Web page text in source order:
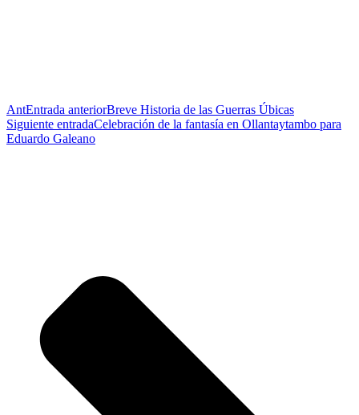
AntEntrada anteriorBreve Historia de las Guerras Úbicas
Siguiente entradaCelebración de la fantasía en Ollantaytambo para
Eduardo Galeano